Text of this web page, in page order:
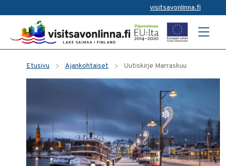
visitsavonlinna.fi
Etusivu Ajankohtaiset Uutiskirje Marraskuu